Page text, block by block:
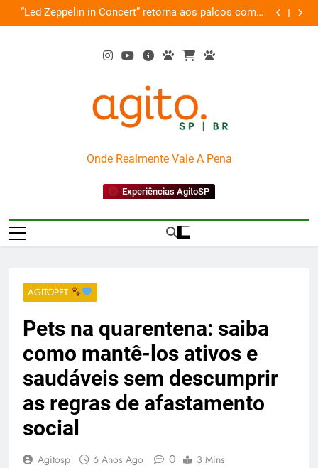
Skip
to
“Led Zeppelin in Concert” retorna aos palcos com a
Nova Orquestra
Cobasi
AgitoSP
Onde Realmente Vale A Pena
Experiências AgitoSP
AGITOPET
Pets na quarentena: saiba
como mantê-los ativos e
saudáveis sem descumprir
as regras de afastamento
social
Agitosp 6 Anos Ago 0 3 Mins